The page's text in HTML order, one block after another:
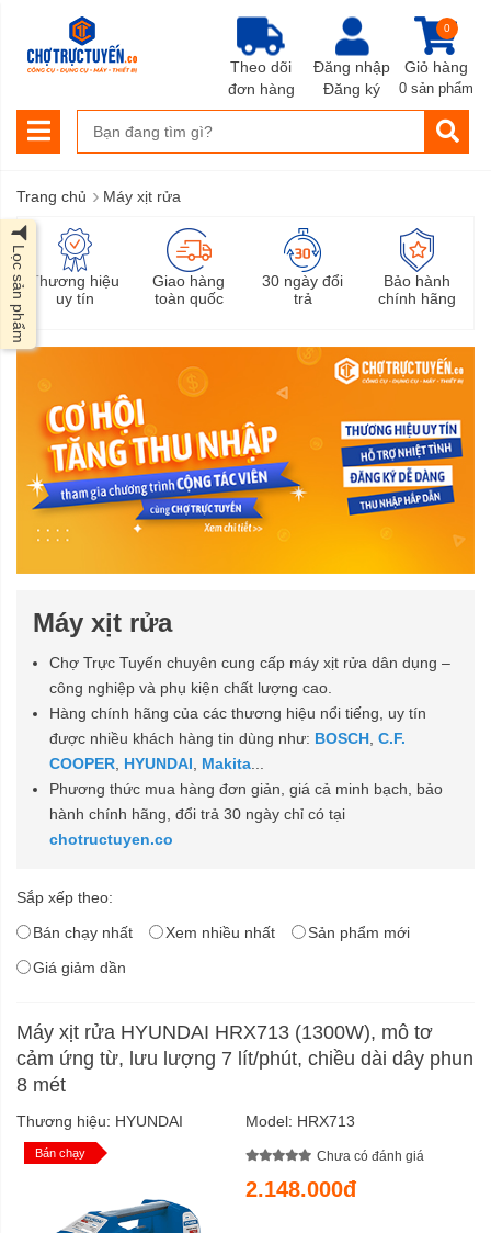
Đăng nhập
Đăng ký
Giỏ hàng
0
0 sản phẩm
Theo dõi
đơn hàng
Trang chủ › Máy xịt rửa
Thương hiệu
uy tín
Giao hàng
toàn quốc
30 ngày đổi
trả
Bảo hành
chính hãng
Máy xịt rửa
Chợ Trực Tuyến chuyên cung cấp máy xịt rửa dân dụng –
công nghiệp và phụ kiện chất lượng cao.
Hàng chính hãng của các thương hiệu nổi tiếng, uy tín
được nhiều khách hàng tin dùng như: BOSCH C.F.
COOPER HYUNDAI Makita
Phương thức mua hàng đơn giản, giá cả minh bạch, bảo
hành chính hãng, đổi trả 30 ngày chỉ có tại
chotructuyen.co
Sắp xếp theo:
Bán chạy nhất
Xem nhiều nhất
Sản phẩm mới
Giá giảm dần
Máy xịt rửa HYUNDAI HRX713 (1300W), mô tơ
cảm ứng từ, lưu lượng 7 lít/phút, chiều dài dây phun
8 mét
Thương hiệu: HYUNDAI Model: HRX713
Bán chạy Chưa có đánh giá
2.148.000đ
Lọc sản phẩm